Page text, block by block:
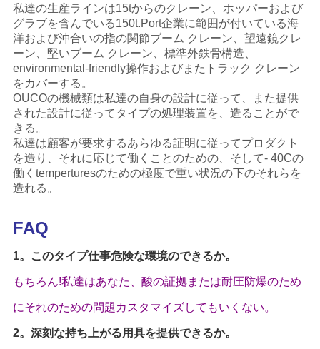
私達の生産ラインは15tからのクレーン、ホッパーおよび
グラブを含んでいる150t.Port企業に範囲が付いている海
洋および沖合いの指の関節ブーム クレーン、望遠鏡クレ
ーン、堅いブーム クレーン、標準外鉄骨構造、
environmental-friendly操作およびまたトラック クレーン
をカバーする。
OUCOの機械類は私達の自身の設計に従って、また提供
された設計に従ってタイプの処理装置を、造ることがで
きる。
私達は顧客が要求するあらゆる証明に従ってプロダクト
を造り、それに応じて働くことのための、そして- 40Cの
働くtemperturesのための極度で重い状況の下のそれらを
造れる。
FAQ
1。このタイプ仕事危険な環境のできるか。
もちろん!私達はあなた、酸の証拠または耐圧防爆のため
にそれのための問題カスタマイズしてもいくない。
2。深刻な持ち上がる用具を提供できるか。